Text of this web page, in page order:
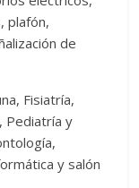
plafón,
de
Fisiatría,
Pediatría y
y salón